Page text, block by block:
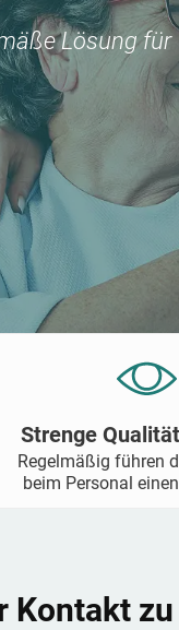
Lösung für
Strenge
Regelmäßig führen
beim Personal
Kontakt